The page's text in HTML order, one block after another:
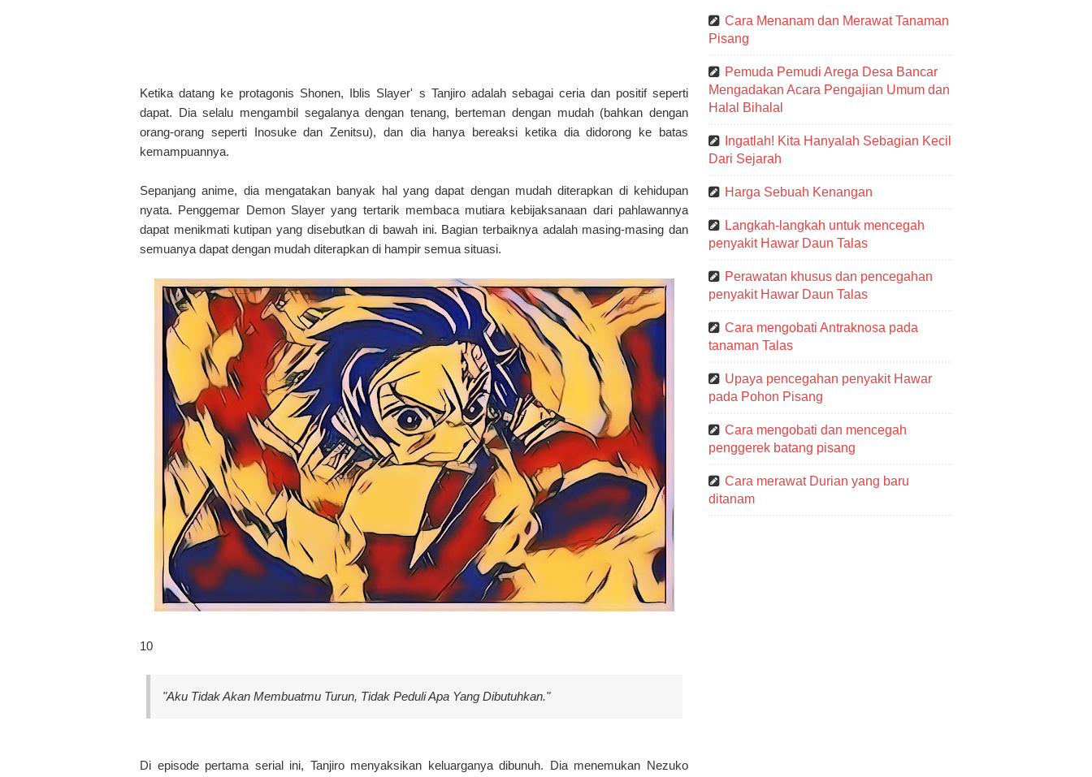
Ketika datang ke protagonis Shonen, Iblis Slayer' s Tanjiro adalah sebagai ceria dan positif seperti
dapat. Dia selalu mengambil segalanya dengan tenang, berteman dengan mudah (bahkan dengan
orang-orang seperti Inosuke dan Zenitsu), dan dia hanya bereaksi ketika dia didorong ke batas
kemampuannya.
Sepanjang anime, dia mengatakan banyak hal yang dapat dengan mudah diterapkan di kehidupan
nyata. Penggemar Demon Slayer yang tertarik membaca mutiara kebijaksanaan dari pahlawannya
dapat menikmati kutipan yang disebutkan di bawah ini. Bagian terbaiknya adalah masing-masing dan
semuanya dapat dengan mudah diterapkan di hampir semua situasi.
10
"Aku Tidak Akan Membuatmu Turun, Tidak Peduli Apa Yang Dibutuhkan."
Di episode pertama serial ini, Tanjiro menyaksikan keluarganya dibunuh. Dia menemukan Nezuko
Cara Menanam dan Merawat Tanaman
Pisang
Pemuda Pemudi Arega Desa Bancar
Mengadakan Acara Pengajian Umum dan
Halal Bihalal
Ingatlah! Kita Hanyalah Sebagian Kecil
Dari Sejarah
Harga Sebuah Kenangan
Langkah-langkah untuk mencegah
penyakit Hawar Daun Talas
Perawatan khusus dan pencegahan
penyakit Hawar Daun Talas
Cara mengobati Antraknosa pada
tanaman Talas
Upaya pencegahan penyakit Hawar
pada Pohon Pisang
Cara mengobati dan mencegah
penggerek batang pisang
Cara merawat Durian yang baru
ditanam